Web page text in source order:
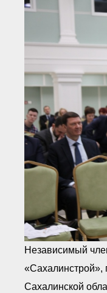
Независимый
«Сахалинстрой»,
Сахалинской